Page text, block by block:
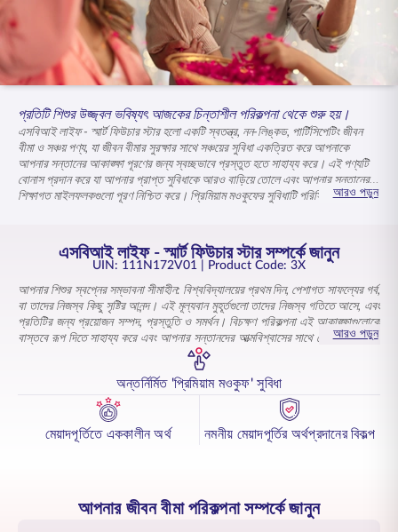
অনলাইনে কিনুন প্রিমিয়াম পরিশোধ করুন
প্রতিটি শিশুর উজ্জ্বল ভবিষ্যৎ আজকের চিন্তাশীল পরিকল্পনা থেকে শুরু হয়।
এসবিআই লাইফ - স্মার্ট ফিউচার স্টার হলো একটি স্বতন্ত্র, নন-লিঙ্কড, পার্টিসিপেটিং জীবন
বীমা ও সঞ্চয় পণ্য, যা জীবন বীমার সুরক্ষার সাথে সঞ্চয়ের সুবিধা একত্রিত করে আপনাকে
আপনার সন্তানের আকাঙ্ক্ষা পূরণের জন্য স্বচ্ছভাবে প্রস্তুত হতে সাহায্য করে। এই পণ্যটি
বোনাস প্রদান করে যা আপনার প্রাপ্ত সুবিধাকে আরও বাড়িয়ে তোলে এবং আপনার সন্তানের
শিক্ষাগত মাইলফলকগুলো পূরণ নিশ্চিত করে। প্রিমিয়াম মওকুফের সুবিধাটি পরিস্থিতি
মিলিয়ে নেওয়া যেতে পারে। পলিসির মেয়াদপূর্তিতে, আপনি এককালীন একটি অর্থ পাবেন যা
আপনার সন্তানের শিক্ষা এবং তার জন্য পরিকল্পিত সুযোগ-সুবিধা তৈরিতে সহায়তা করবে।
আরও পড়ুন
এসবিআই লাইফ - স্মার্ট ফিউচার স্টার সম্পর্কে জানুন
UIN: 111N172V01
| Product Code: 3X
আপনার শিশুর স্বপ্নের সম্ভাবনা সীমাহীন: বিশ্ববিদ্যালয়ের প্রথম দিন, পেশাগত সাফল্যের গর্ব,
বা তাদের নিজস্ব কিছু সৃষ্টির আনন্দ। এই মূল্যবান মুহূর্তগুলো তাদের নিজস্ব গতিতে আসে, এবং
প্রতিটির জন্য প্রয়োজন সম্পদ, প্রস্তুতি ও সমর্থন। বিচক্ষণ পরিকল্পনা এই আকাঙ্ক্ষাগুলোকে
বাস্তবে রূপ দিতে সাহায্য করে এবং আপনার সন্তানদের আত্মবিশ্বাসের সাথে সেরা সুযোগগুলো
এসবিআই লাইফ স্মার্ট ফিউচার স্টার হলো একটি স্বতন্ত্র, নন-লিঙ্কড, পার্টিসিপেটিং জীবন বীমা
সঞ্চয় পণ্য, যা শুধুমাত্র এই একটি উদ্দেশ্যেই তৈরি করা হয়েছে। এটি সময়ের সাথে সাথে
আপনার সঞ্চয় বাড়ানোর জন্য বোনাস প্রদান করে, যা একটি উল্লেখযোগ্য ম্যাচিউরিটি
অ্যামাউন্টে পরিণত হয় এবং আপনার সন্তানের আর্থিক ভবিষ্যৎ সুরক্ষিত করে। এতে থাকা
প্রিমিয়াম মওকুফের সুবিধা ধারাবাহিকতা এবং মানসিক শান্তি নিশ্চিত করে, এবং কাস্টমাইজেশন
এই দৃষ্টিভঙ্গি তাদের ভবিষ্যতের পরিকল্পনা করার সময় আপনাকে আশ্বস্ত করে, কারণ আপনি
জানেন যে আজ আপনি যে ভিত্তি স্থাপন করছেন তা তাদের আগামী দিনের যাত্রায় সহায়ক
আরও পড়ুন
অন্তর্নির্মিত 'প্রিমিয়াম মওকুফ' সুবিধা
মেয়াদপূর্তিতে এককালীন অর্থ নমনীয় মেয়াদপূর্তির অর্থপ্রদানের বিকল্প
আপনার জীবন বীমা পরিকল্পনা সম্পর্কে জানুন